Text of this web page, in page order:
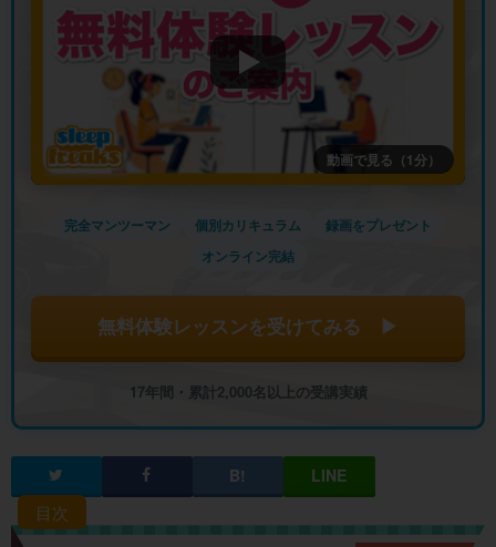
目次
動画で見る（1分）
完全マンツーマン 個別カリキュラム
録画をプレゼント
オンライン完結
無料体験レッスンを受けてみる ▶
17年間・累計2,000名以上の受講実績